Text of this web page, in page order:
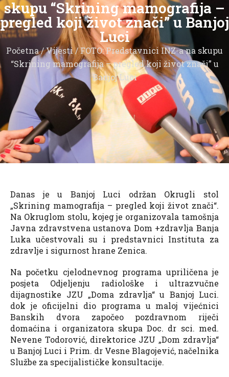
skupu “Skrining mamografija –
pregled koji život znači” u Banjoj
Luci
Početna/Vijesti/ FOTO: Predstavnici INZ-a na skupu
“Skrining mamografija – pregled koji život znači” u
Banjoj Luci
Danas je u Banjoj Luci održan Okrugli stol
„Skrining mamografija – pregled koji život znači“.
Na Okruglom stolu, kojeg je organizovala tamošnja
Javna zdravstvena ustanova Dom +zdravlja Banja
Luka učestvovali su i predstavnici Instituta za
zdravlje i sigurnost hrane Zenica.
Na početku cjelodnevnog programa upriličena je
posjeta Odjeljenju radiološke i ultrazvučne
dijagnostike JZU „Doma zdravlja“ u Banjoj Luci.
dok je oficijelni dio programa u maloj vijećnici
Banskih dvora započeo pozdravnom riječi
domaćina i organizatora skupa Doc. dr sci. med.
Nevene Todorović, direktorice JZU „Dom zdravlja“
u Banjoj Luci i Prim. dr Vesne Blagojević, načelnika
Službe za specijalističke konsultacije.